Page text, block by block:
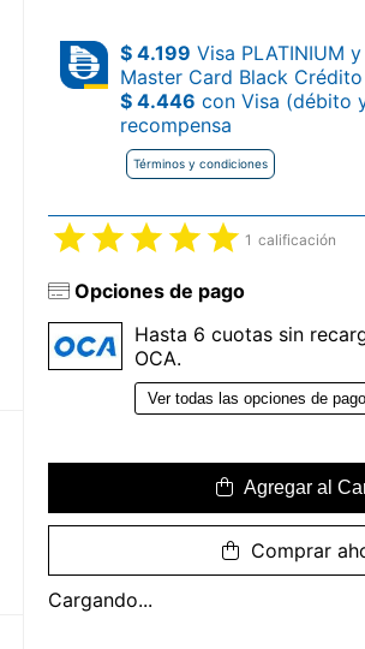
$ 4.199 Visa PLATINIUM
Master Card Black Crédito
$ 4.446 con Visa (débito
recompensa
Términos y condiciones
1 calificación
Opciones de pago
Hasta 6 cuotas sin
OCA.
Ver todas las opciones de pago
Agregar al
Comprar
Cargando...